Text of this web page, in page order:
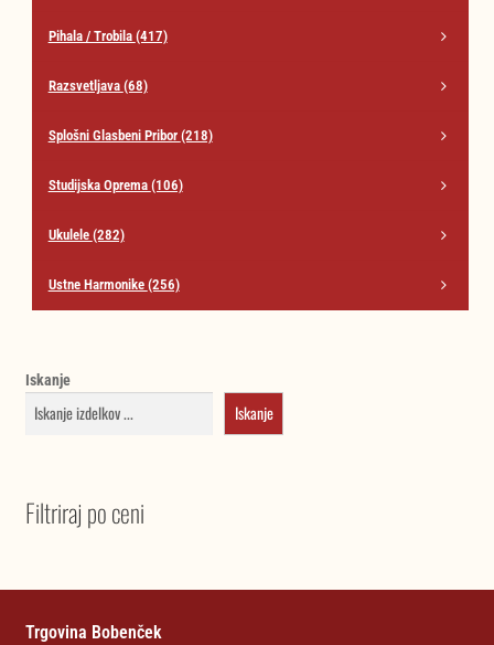
Pihala / Trobila (417)
Razsvetljava (68)
Splošni Glasbeni Pribor (218)
Studijska Oprema (106)
Ukulele (282)
Ustne Harmonike (256)
Iskanje
Iskanje
Filtriraj po ceni
Trgovina Bobenček